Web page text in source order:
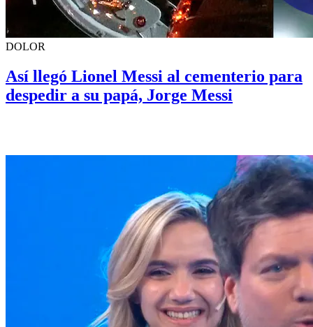
DOLOR
Así llegó Lionel Messi al cementerio para
despedir a su papá, Jorge Messi